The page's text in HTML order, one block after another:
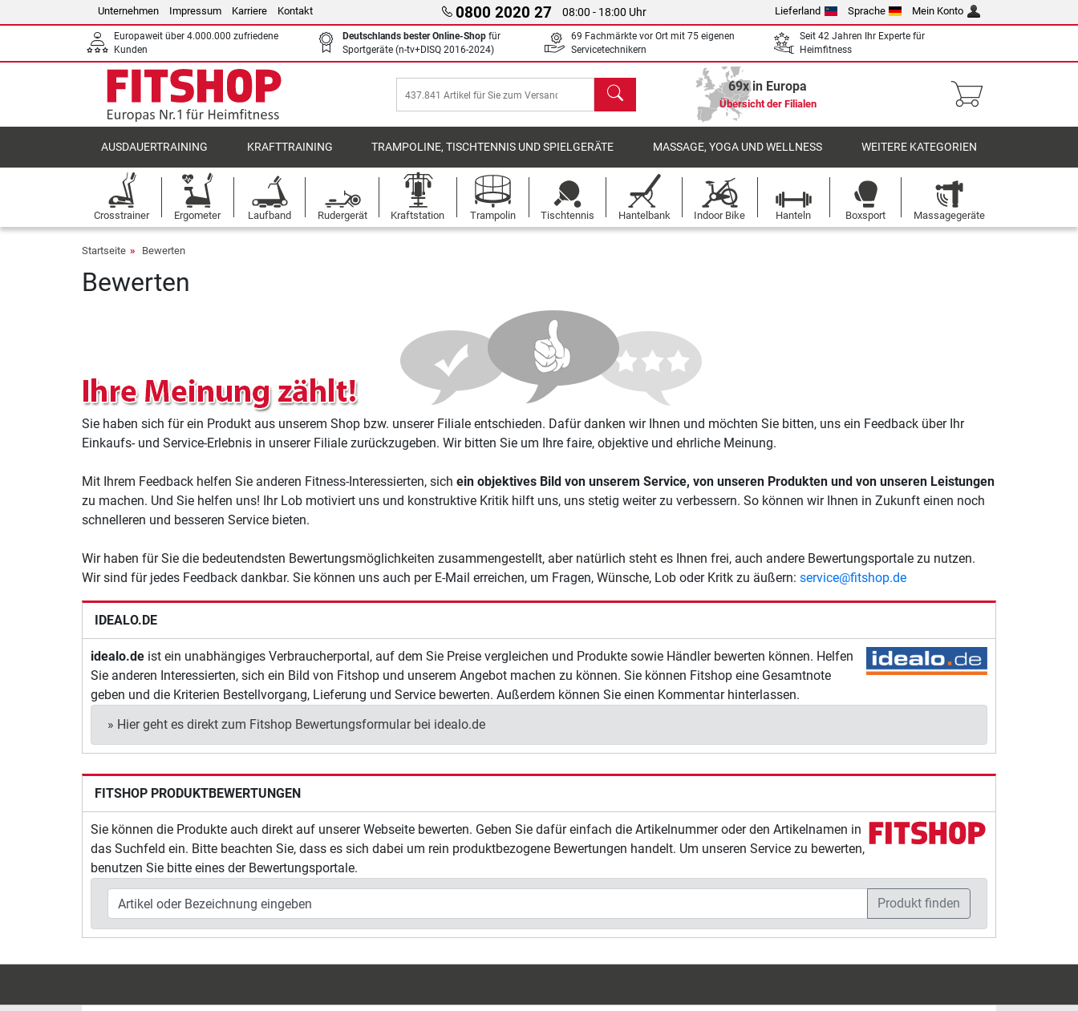
Unternehmen Impressum Karriere Kontakt 0800 2020 27 08:00 - 18:00 Uhr Lieferland Sprache Mein Konto
Europaweit über 4.000.000 zufriedene
Kunden
Deutschlands bester Online-Shop für
Sportgeräte (n-tv+DISQ 2016-2024)
69 Fachmärkte vor Ort mit 75 eigenen
Servicetechnikern
Seit 42 Jahren Ihr Experte für
Heimfitness
Suchen 69x in Europa
Übersicht der Filialen
AUSDAUERTRAINING KRAFTTRAINING TRAMPOLINE, TISCHTENNIS UND SPIELGERÄTE MASSAGE, YOGA UND WELLNESS WEITERE KATEGORIEN
Crosstrainer Ergometer Laufband Rudergerät Kraftstation Trampolin Tischtennis Hantelbank Indoor Bike Hanteln Boxsport Massagegeräte
Startseite Bewerten
Bewerten
Sie haben sich für ein Produkt aus unserem Shop bzw. unserer Filiale entschieden. Dafür danken wir Ihnen und möchten Sie bitten, uns ein Feedback über Ihr
Einkaufs- und Service-Erlebnis in unserer Filiale zurückzugeben. Wir bitten Sie um Ihre faire, objektive und ehrliche Meinung.
Mit Ihrem Feedback helfen Sie anderen Fitness-Interessierten, sich ein objektives Bild von unserem Service, von unseren Produkten und von unseren Leistungen
zu machen. Und Sie helfen uns! Ihr Lob motiviert uns und konstruktive Kritik hilft uns, uns stetig weiter zu verbessern. So können wir Ihnen in Zukunft einen noch
schnelleren und besseren Service bieten.
Wir haben für Sie die bedeutendsten Bewertungsmöglichkeiten zusammengestellt, aber natürlich steht es Ihnen frei, auch andere Bewertungsportale zu nutzen.
Wir sind für jedes Feedback dankbar. Sie können uns auch per E-Mail erreichen, um Fragen, Wünsche, Lob oder Kritk zu äußern: service@fitshop.de
IDEALO.DE
idealo.de ist ein unabhängiges Verbraucherportal, auf dem Sie Preise vergleichen und Produkte sowie Händler bewerten können. Helfen
Sie anderen Interessierten, sich ein Bild von Fitshop und unserem Angebot machen zu können. Sie können Fitshop eine Gesamtnote
geben und die Kriterien Bestellvorgang, Lieferung und Service bewerten. Außerdem können Sie einen Kommentar hinterlassen.
» Hier geht es direkt zum Fitshop Bewertungsformular bei idealo.de
FITSHOP PRODUKTBEWERTUNGEN
Sie können die Produkte auch direkt auf unserer Webseite bewerten. Geben Sie dafür einfach die Artikelnummer oder den Artikelnamen in
das Suchfeld ein. Bitte beachten Sie, dass es sich dabei um rein produktbezogene Bewertungen handelt. Um unseren Service zu bewerten,
benutzen Sie bitte eines der Bewertungsportale.
Produkt finden